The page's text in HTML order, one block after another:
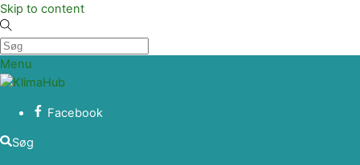
Skip to content
Menu
Facebook
Søg